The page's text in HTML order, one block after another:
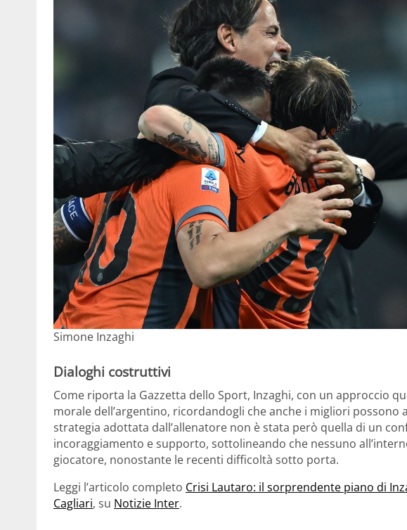
Simone Inzaghi
Dialoghi costruttivi
Come riporta la Gazzetta dello Sport, Inzaghi, con un approccio
morale dell’argentino, ricordandogli che anche i migliori possono
strategia adottata dall’allenatore non è stata però quella di un
incoraggiamento e supporto, sottolineando che nessuno
giocatore, nonostante le recenti difficoltà sotto porta.
Leggi l’articolo completo Crisi Lautaro: il sorprendente piano di
Cagliari, su Notizie Inter.